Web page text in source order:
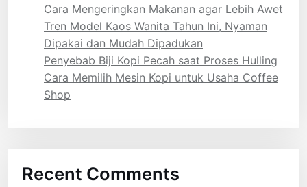
Cara Mengeringkan Makanan agar Lebih Awet
Tren Model Kaos Wanita Tahun Ini, Nyaman
Dipakai dan Mudah Dipadukan
Penyebab Biji Kopi Pecah saat Proses Hulling
Cara Memilih Mesin Kopi untuk Usaha Coffee
Shop
Recent Comments